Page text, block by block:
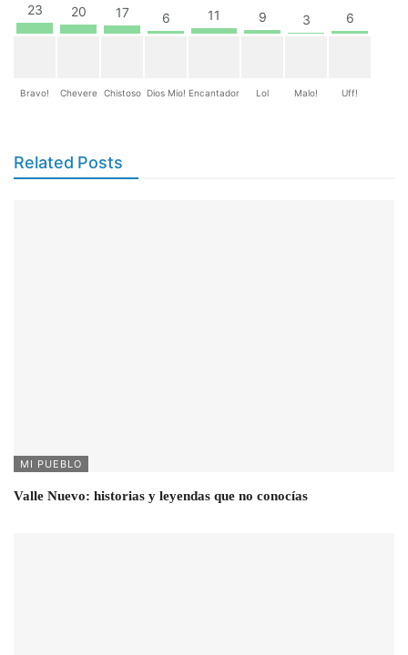
23
Bravo!
20
Chevere
17
Chistoso
6
Dios Mio!
11
Encantador
9
Lol
3
Malo!
6
Uff!
Related Posts
MI PUEBLO
Valle Nuevo: historias y leyendas que no conocías